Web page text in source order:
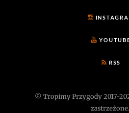
RSS
© Tropimy Przygody 2017-
zastrzeżone.